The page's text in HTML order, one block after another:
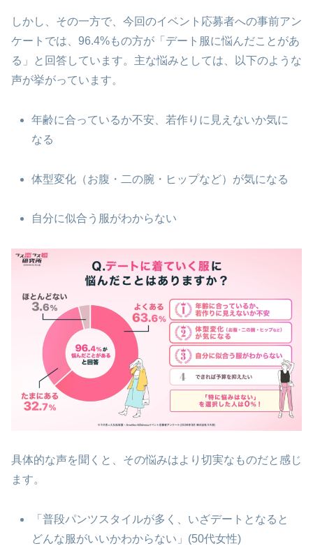
しかし、その一方で、今回のイベント応募者への事前アン
ケートでは、96.4%もの方が「デート服に悩んだことがあ
る」と回答しています。主な悩みとしては、以下のような
声が挙がっています。
年齢に合っているか不安、若作りに見えないか気に
なる
体型変化（お腹・二の腕・ヒップなど）が気になる
自分に似合う服がわからない
具体的な声を聞くと、その悩みはより切実なものだと感じ
ます。
「普段パンツスタイルが多く、いざデートとなると
どんな服がいいかわからない」(50代女性)